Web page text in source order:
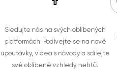
Sledujte nás na svých oblíbených
platformách. Podívejte se na nové
upoutávky, videa s návody a sdílejte
své oblíbené vzhledy nehtů.